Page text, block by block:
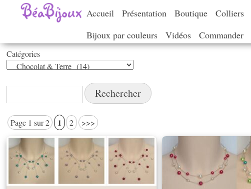
Accueil Présentation Boutique Colliers
Bijoux par couleurs
Vidéos Commander
Catégories
Catégories
Rechercher :
Page 1 sur 2 1 2 >>>